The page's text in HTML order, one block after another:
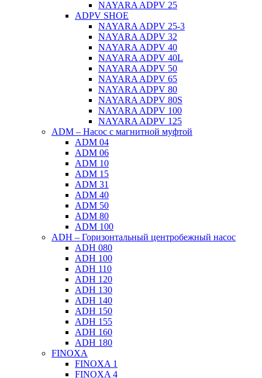
NAYARA ADPV 25
ADPV SHOE
NAYARA ADPV 25-3
NAYARA ADPV 32
NAYARA ADPV 40
NAYARA ADPV 40L
NAYARA ADPV 50
NAYARA ADPV 65
NAYARA ADPV 80
NAYARA ADPV 80S
NAYARA ADPV 100
NAYARA ADPV 125
ADM – Насос с магнитной муфтой
ADM 04
ADM 06
ADM 10
ADM 15
ADM 31
ADM 40
ADM 50
ADM 80
ADM 100
ADH – Горизонтальный центробежный насос
ADH 080
ADH 100
ADH 110
ADH 120
ADH 130
ADH 140
ADH 150
ADH 155
ADH 160
ADH 180
FINOXA
FINOXA 1
FINOXA 4